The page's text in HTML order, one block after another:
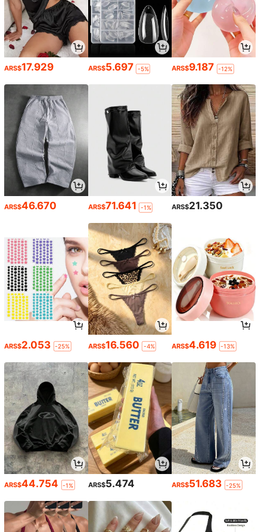
ARS$17.929 ARS$5.697 -5% ARS$9.187 -12%
ARS$46.670 ARS$71.641 -1% ARS$21.350
ARS$2.053 -25% ARS$16.560 -4% ARS$4.619 -13%
ARS$44.754 -1% ARS$5.474 ARS$51.683 -25%